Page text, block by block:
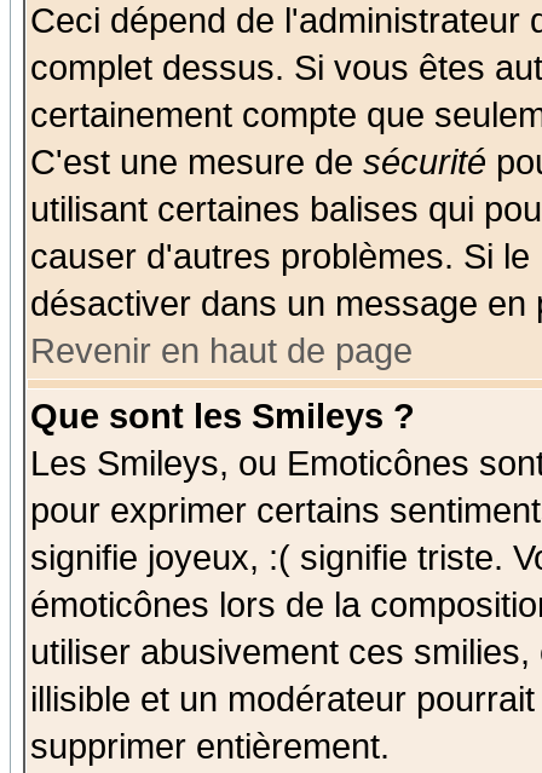
Ceci dépend de l'administrateur
complet dessus. Si vous êtes
certainement compte que
C'est une mesure de sécurité
utilisant certaines balises qui
causer d'autres problèmes. Si
désactiver dans un message
Revenir en haut de page
Que sont les Smileys ?
Les Smileys, ou Emoticônes
pour exprimer certains
signifie joyeux, :( signifie triste.
émoticônes lors de la
utiliser abusivement ces
illisible et un modérateur
supprimer entièrement.